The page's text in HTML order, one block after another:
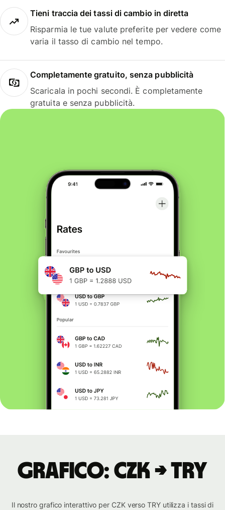
Tieni traccia dei tassi di cambio in diretta
Risparmia le tue valute preferite per vedere come
varia il tasso di cambio nel tempo.
Completamente gratuito, senza pubblicità
Scaricala in pochi secondi. È completamente
gratuita e senza pubblicità.
Grafico: CZK → TRY
Il nostro grafico interattivo per CZK verso TRY utilizza i tassi di